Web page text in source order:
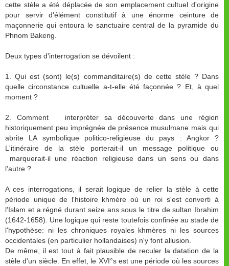
cette stèle a été déplacée de son emplacement cultuel d'origine
pour servir d'élément constitutif à une énorme ceinture de
maçonnerie qui entoura le sanctuaire central de la pyramide du
Phnom Bakeng.
Deux types d'interrogation se dévoilent :
1. Qui est (sont) le(s) commanditaire(s) de cette stèle ? Dans
quelle circonstance cultuelle a-t-elle été façonnée ? Et, à quel
moment ?
2. Comment interpréter sa découverte dans une région
historiquement peu imprégnée de présence musulmane mais qui
abrite LA symbolique politico-religieuse du pays : Angkor ?
L'itinéraire de la stèle porterait-il un message politique ou
marquerait-il une réaction religieuse dans un sens ou dans
l’autre ?
A ces interrogations, il serait logique de relier la stèle à cette
période unique de l'histoire khmère où un roi s'est converti à
l'Islam et a régné durant seize ans sous le titre de sultan Ibrahim
(1642-1658). Une logique qui reste toutefois confinée au stade de
l'hypothèse: ni les chroniques royales khmères ni les sources
occidentales (en particulier hollandaises) n'y font allusion.
De même, il est tout à fait plausible de reculer la datation de la
stèle d'un siècle. En effet, le XVI°s est une période où les sources